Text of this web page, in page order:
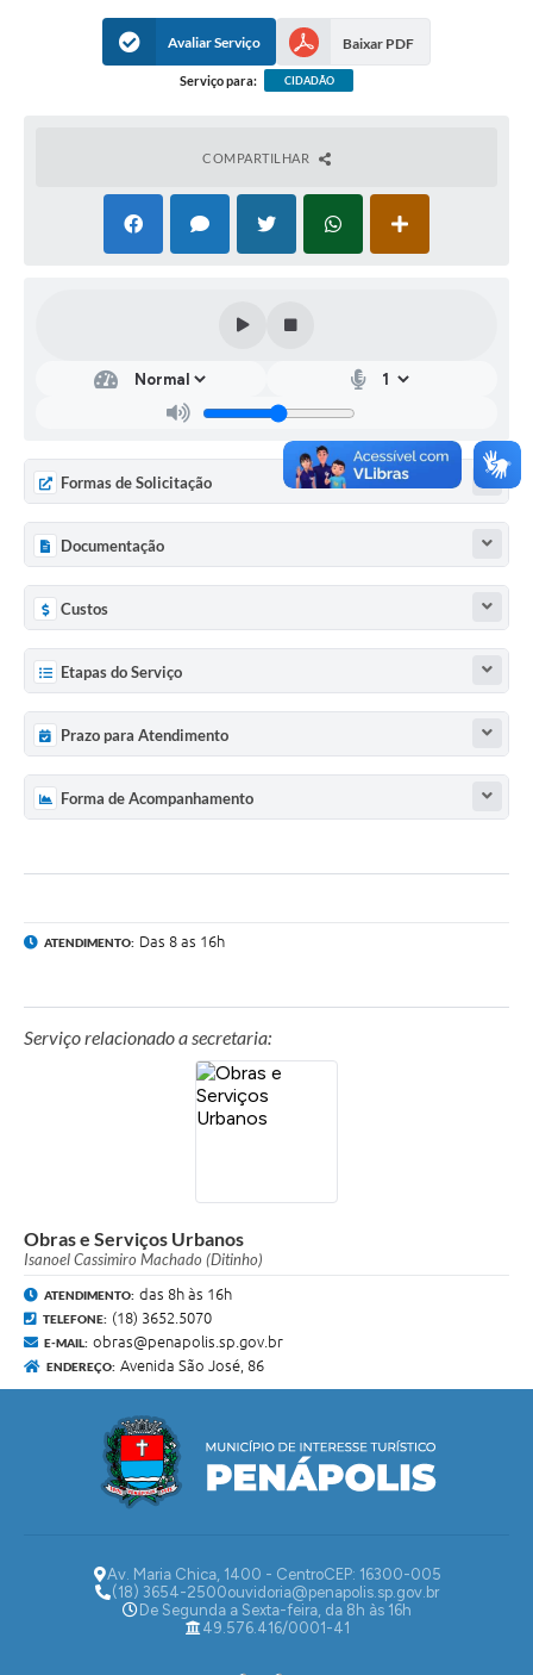
Avaliar Serviço Baixar PDF
Serviço para: CIDADÃO
COMPARTILHAR
Formas de Solicitação
Documentação
Custos
Etapas do Serviço
Prazo para Atendimento
Forma de Acompanhamento
ATENDIMENTO: Das 8 as 16h
Serviço relacionado a secretaria:
Obras e Serviços Urbanos
Isanoel Cassimiro Machado (Ditinho)
ATENDIMENTO: das 8h às 16h
TELEFONE: (18) 3652.5070
E-MAIL: obras@penapolis.sp.gov.br
ENDEREÇO: Avenida São José, 86
Av. Maria Chica, 1400 - CentroCEP: 16300-005
(18) 3654-2500ouvidoria@penapolis.sp.gov.br
De Segunda a Sexta-feira, da 8h às 16h
49.576.416/0001-41